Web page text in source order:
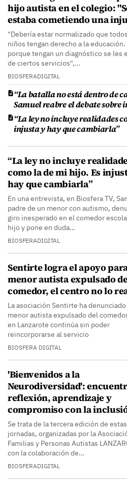
hijo autista en el colegio:
estaba cometiendo una
"Debería estar normalizado que
niños tengan derecho a la educación.
porque tengan un diagnóstico se les
de ciertos servicios",…
BIOSFERADIGITAL
“La batalla no está dentro de
Samuel reabre el debate sobre
“La ley no incluye realidades
injusta y hay que cambiarla”
“La ley no incluye
como la de mi hijo. Es
hay que cambiarla”
En una entrevista, en Biosfera TV,
padre de un menor con autismo,
giro inesperado en el comedor
hijo y pone en duda…
BIOSFERADIGITAL
Sentirte logra el apoyo
menor autista expulsado
comedor, el centro no lo
La asociación Sentirte ha
menor autista expulsado del
en Lanzarote continúa sin poder
reincorporarse al servicio
BIOSFERA DIGITAL
'Bienvenidos a la
Neurodiversidad':
reflexión, aprendizaje y
compromiso con la
Se trata de la tercera edición de estas
jornadas, organizadas por la
Familias y Personas Autistas
con la colaboración de…
BIOSFERADIGITAL